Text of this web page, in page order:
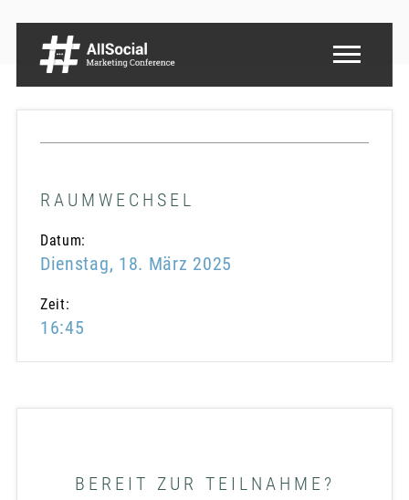
RAUMWECHSEL
Datum:
Dienstag, 18. März 2025
Zeit:
16:45
BEREIT ZUR TEILNAHME?